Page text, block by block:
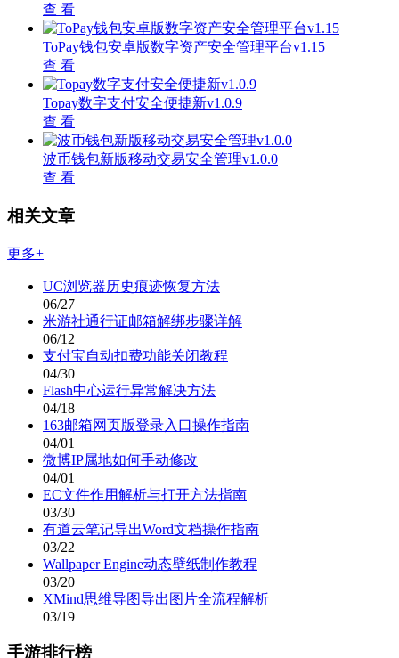
查 看
ToPay钱包安卓版数字资产安全管理平台v1.15
查 看
Topay数字支付安全便捷新v1.0.9
查 看
波币钱包新版移动交易安全管理v1.0.0
查 看
相关文章
更多+
UC浏览器历史痕迹恢复方法
06/27
米游社通行证邮箱解绑步骤详解
06/12
支付宝自动扣费功能关闭教程
04/30
Flash中心运行异常解决方法
04/18
163邮箱网页版登录入口操作指南
04/01
微博IP属地如何手动修改
04/01
EC文件作用解析与打开方法指南
03/30
有道云笔记导出Word文档操作指南
03/22
Wallpaper Engine动态壁纸制作教程
03/20
XMind思维导图导出图片全流程解析
03/19
手游排行榜